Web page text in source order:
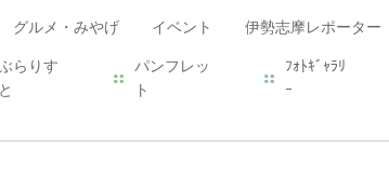
グルメ・みやげ イベント 伊勢志摩レポーター
らりす
と
パンフレッ
ト
ﾌｫﾄｷﾞｬﾗﾘ
ｰ